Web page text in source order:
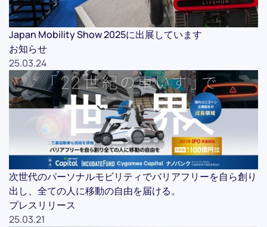
Japan Mobility Show 2025に出展しています
お知らせ
25.03.24
次世代のパーソナルモビリティでバリアフリーを自ら創り
出し、全ての人に移動の自由を届ける。
プレスリリース
25.03.21